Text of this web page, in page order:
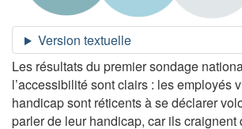
Les résultats du premier sondage
l’accessibilité sont clairs : les employés
handicap sont réticents à se déclarer
parler de leur handicap, car ils craignent